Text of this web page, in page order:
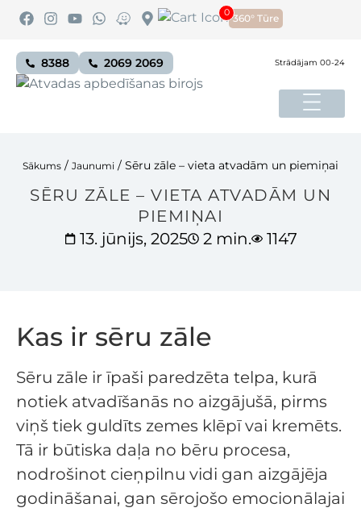
360° Tūre
0
8388 2069 2069 Strādājam 00-24
Sākums / Jaunumi / Sēru zāle – vieta atvadām un piemiņai
SĒRU ZĀLE – VIETA ATVADĀM UN
PIEMIŅAI
13. jūnijs, 2025
2 min. 1147
Kas ir sēru zāle
Sēru zāle ir īpaši paredzēta telpa, kurā
notiek atvadīšanās no aizgājušā, pirms
viņš tiek guldīts zemes klēpī vai kremēts.
Tā ir būtiska daļa no bēru procesa,
nodrošinot cieņpilnu vidi gan aizgājēja
godināšanai, gan sērojošo emocionālajai